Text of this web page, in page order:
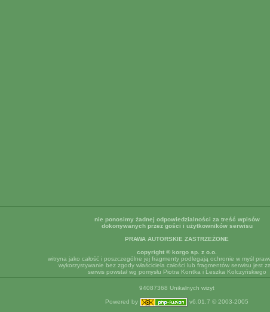
nie ponosimy żadnej odpowiedzialności za treść wpisów
dokonywanych przez gości i użytkowników serwisu
PRAWA AUTORSKIE ZASTRZEŻONE
copyright © korgo sp. z o.o.
witryna jako całość i poszczególne jej fragmenty podlegają ochronie w myśl
wykorzystywanie bez zgody właściciela całości lub fragmentów serwisu jest
serwis powstał wg pomysłu Piotra Kontka i Leszka Kolczyńskiego
94087368 Unikalnych wizyt
Powered by v6.01.7 © 2003-2005